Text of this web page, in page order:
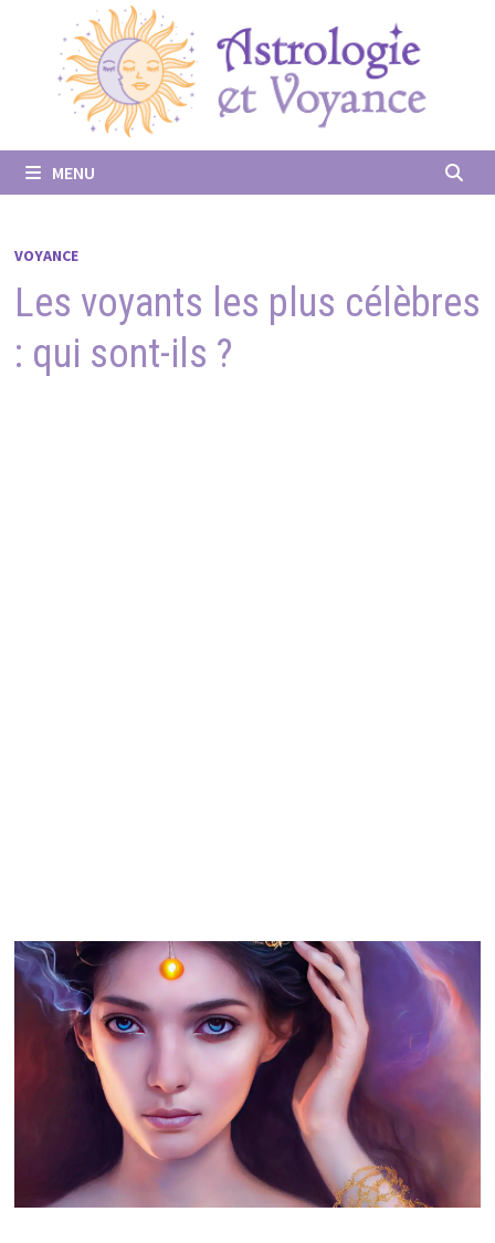
contenu
MENU
VOYANCE
Les voyants les plus célèbres
: qui sont-ils ?